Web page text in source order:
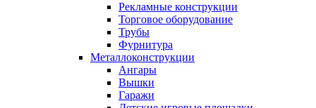
Рекламные конструкции
Торговое оборудование
Трубы
Фурнитура
Металлоконструкции
Ангары
Вышки
Гаражи